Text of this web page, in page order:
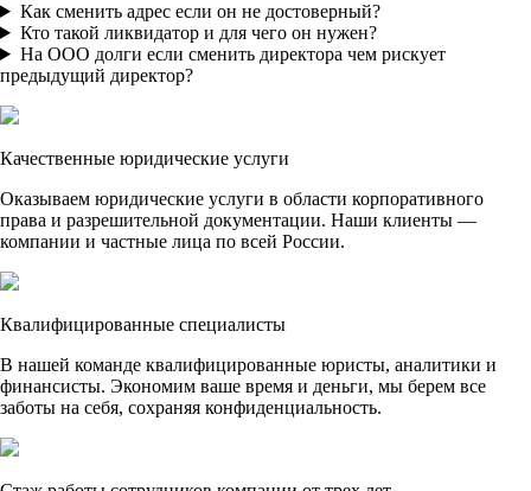
Как сменить адрес если он не достоверный?
Кто такой ликвидатор и для чего он нужен?
На ООО долги если сменить директора чем рискует
предыдущий директор?
Качественные юридические услуги
Оказываем юридические услуги в области корпоративного
права и разрешительной документации. Наши клиенты —
компании и частные лица по всей России.
Квалифицированные специалисты
В нашей команде квалифицированные юристы, аналитики и
финансисты. Экономим ваше время и деньги, мы берем все
заботы на себя, сохраняя конфиденциальность.